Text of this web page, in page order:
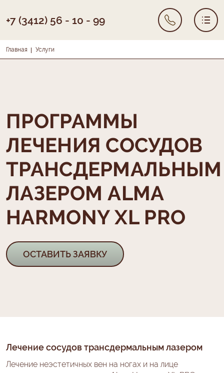
+7 (3412) 56 - 10 - 99
КОНТАКТЫ
Строка навигации
Главная Услуги
ПРОГРАММЫ
ЛЕЧЕНИЯ СОСУДОВ
ТРАНСДЕРМАЛЬНЫМ
ЛАЗЕРОМ ALMA
HARMONY XL PRO
ОСТАВИТЬ ЗАЯВКУ
Лечение сосудов трансдермальным лазером
Лечение неэстетичных вен на ногах и на лице